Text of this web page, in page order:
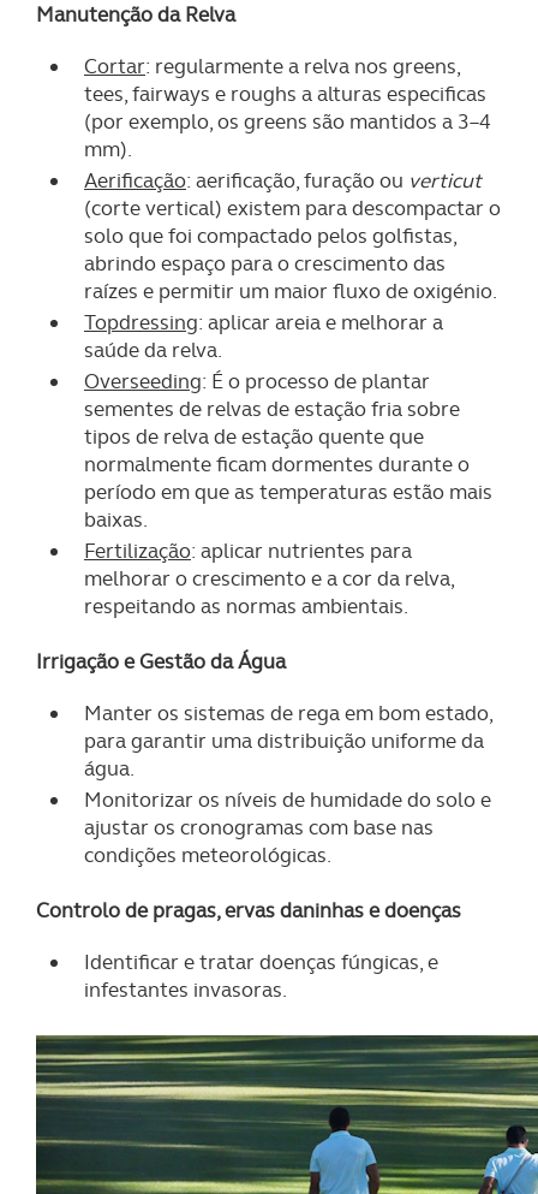
Manutenção da Relva
Cortar: regularmente a relva nos greens,
tees, fairways e roughs a alturas especificas
(por exemplo, os greens são mantidos a 3–4
mm).
Aerificação: aerificação, furação ou verticut
(corte vertical) existem para descompactar o
solo que foi compactado pelos golfistas,
abrindo espaço para o crescimento das
raízes e permitir um maior fluxo de oxigénio.
Topdressing: aplicar areia e melhorar a
saúde da relva.
Overseeding: É o processo de plantar
sementes de relvas de estação fria sobre
tipos de relva de estação quente que
normalmente ficam dormentes durante o
período em que as temperaturas estão mais
baixas.
Fertilização: aplicar nutrientes para
melhorar o crescimento e a cor da relva,
respeitando as normas ambientais.
Irrigação e Gestão da Água
Manter os sistemas de rega em bom estado,
para garantir uma distribuição uniforme da
água.
Monitorizar os níveis de humidade do solo e
ajustar os cronogramas com base nas
condições meteorológicas.
Controlo de pragas, ervas daninhas e doenças
Identificar e tratar doenças fúngicas, e
infestantes invasoras.